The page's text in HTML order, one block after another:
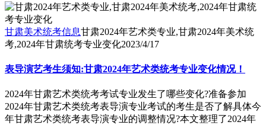
甘肃美术统考信息甘肃2024年艺术类专业,甘肃2024年美术统
考,2024年甘肃统考专业变化2023/4/17
表导演艺考生须知:甘肃2024年艺术类统考专业变化情况！
2024年甘肃艺术类统考考试专业发生了哪些变化?准备参加
2024年甘肃艺术类统考表导演专业考试的考生是否了解具体今
年甘肃艺术类统考表导演专业的调整情况?本文整理了2024年